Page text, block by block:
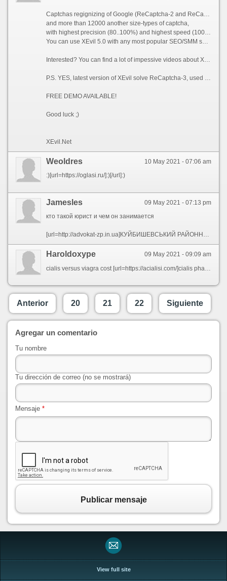
Captchas regignizing of Google (ReCaptcha-2 and ReCaptcha-3), Facebook, BitFinex, Hotmail, MailRu, SolveMedia, Hydra,
and more than 12000 another size-types of captcha,
with highest precision (80..100%) and highest speed (100 img per second).
You can use XEvil 5.0 with any most popular SEO/SMM software: iMacros, XRumer, SERP Parser, GSA SER, RankerX, ZennoPoster, Scrapebox, Senuke, FaucetCollector and more than 100 of other software.
Interested? You can find a lot of impessive videos about XEvil in YouTube.
P.S. YES, latest version of XEvil solve ReCaptcha-3, used on your website, TOO! As you see ;))
FREE DEMO AVAILABLE!
Good luck ;)
XEvil.Net
10 May 2021 - 07:06 am
Weoldres
:)[url=https://oglasi.ru/]:)[/url]:)
09 May 2021 - 07:13 pm
Jamesles
кто такой юрист и чем он занимается
[url=http://advokat-zp.in.ua]КУЙБИШЕВСЬКИЙ РАЙОННИЙ СУД ЗАПОРІЗЬКОЇ ОБЛАСТІ[/url]
09 May 2021 - 09:09 am
Haroldoxype
Anterior 20 21 22 Siguiente
Agregar un comentario
Tu nombre
Tu dirección de correo (no se mostrará)
Mensaje *
Publicar mensaje
View full site